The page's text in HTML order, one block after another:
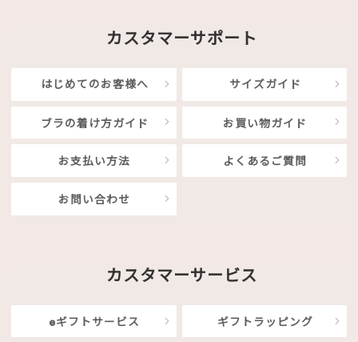
カスタマーサポート
はじめてのお客様へ サイズガイド
ブラの着け方ガイド お買い物ガイド
お支払い方法 よくあるご質問
お問い合わせ
カスタマーサービス
eギフトサービス ギフトラッピング